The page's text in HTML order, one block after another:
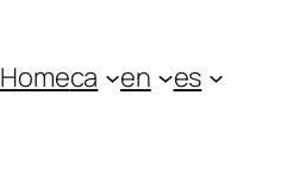
Homeca en es